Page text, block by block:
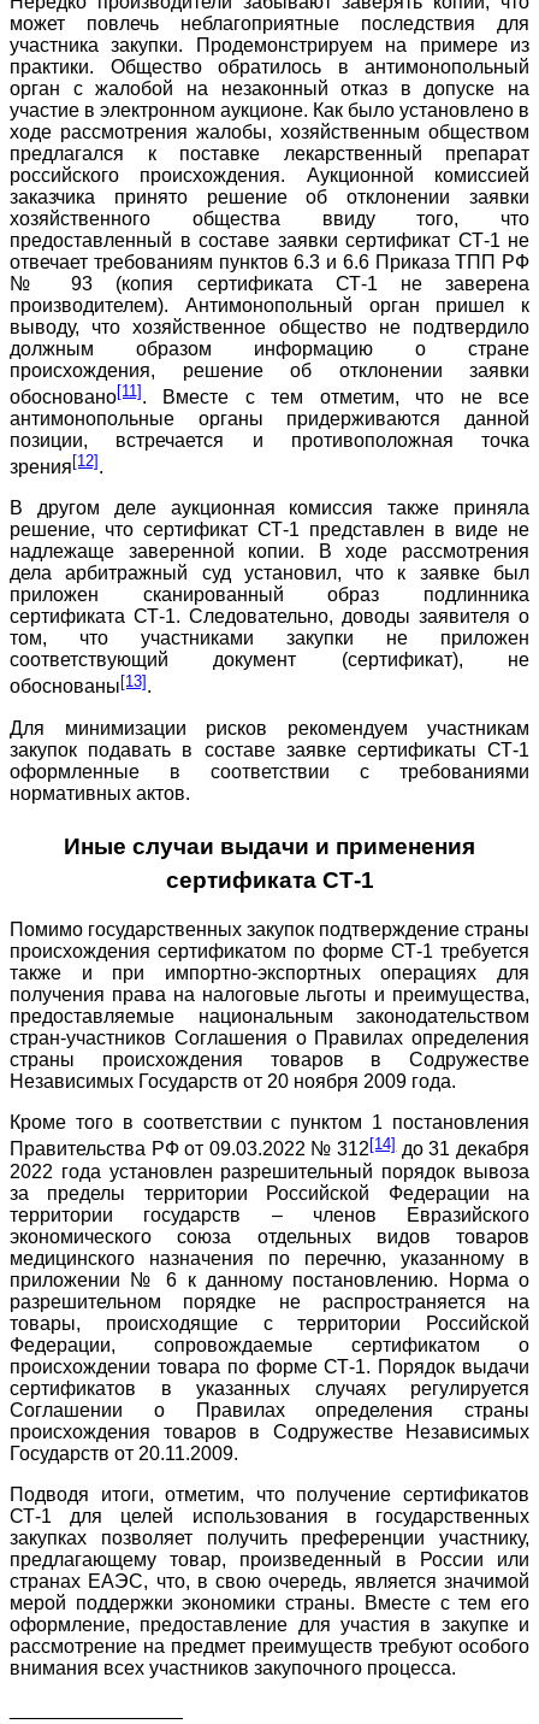
может повлечь неблагоприятные последствия для
участника закупки. Продемонстрируем на примере из
практики. Общество обратилось в антимонопольный
орган с жалобой на незаконный отказ в допуске на
участие в электронном аукционе. Как было установлено в
ходе рассмотрения жалобы, хозяйственным обществом
предлагался к поставке лекарственный препарат
российского происхождения. Аукционной комиссией
заказчика принято решение об отклонении заявки
хозяйственного общества ввиду того, что
предоставленный в составе заявки сертификат СТ-1 не
отвечает требованиям пунктов 6.3 и 6.6 Приказа ТПП РФ
№ 93 (копия сертификата СТ-1 не заверена
производителем). Антимонопольный орган пришел к
выводу, что хозяйственное общество не подтвердило
должным образом информацию о стране
происхождения, решение об отклонении заявки
обосновано[11]. Вместе с тем отметим, что не все
антимонопольные органы придерживаются данной
позиции, встречается и противоположная точка
зрения [12] .
В другом деле аукционная комиссия также приняла
решение, что сертификат СТ-1 представлен в виде не
надлежаще заверенной копии. В ходе рассмотрения
дела арбитражный суд установил, что к заявке был
приложен сканированный образ подлинника
сертификата СТ-1. Следовательно, доводы заявителя о
том, что участниками закупки не приложен
соответствующий документ (сертификат), не
обоснованы[13].
Для минимизации рисков рекомендуем участникам
закупок подавать в составе заявке сертификаты СТ-1
оформленные в соответствии с требованиями
нормативных актов.
Иные случаи выдачи и применения
сертификата СТ-1
Помимо государственных закупок подтверждение страны
происхождения сертификатом по форме СТ-1 требуется
также и при импортно-экспортных операциях для
получения права на налоговые льготы и преимущества,
предоставляемые национальным законодательством
стран-участников Соглашения о Правилах определения
страны происхождения товаров в Содружестве
Независимых Государств от 20 ноября 2009 года.
Кроме того в соответствии с пунктом 1 постановления
Правительства РФ от 09.03.2022 № 312[14]до 31 декабря
2022 года установлен разрешительный порядок вывоза
за пределы территории Российской Федерации на
территории государств – членов Евразийского
экономического союза отдельных видов товаров
медицинского назначения по перечню, указанному в
приложении № 6 к данному постановлению. Норма о
разрешительном порядке не распространяется на
товары, происходящие с территории Российской
Федерации, сопровождаемые сертификатом о
происхождении товара по форме СТ-1. Порядок выдачи
сертификатов в указанных случаях регулируется
Соглашении о Правилах определения страны
происхождения товаров в Содружестве Независимых
Государств от 20.11.2009.
Подводя итоги, отметим, что получение сертификатов
СТ-1 для целей использования в государственных
закупках позволяет получить преференции участнику,
предлагающему товар, произведенный в России или
странах ЕАЭС, что, в свою очередь, является значимой
мерой поддержки экономики страны. Вместе с тем его
оформление, предоставление для участия в закупке и
рассмотрение на предмет преимуществ требуют особого
внимания всех участников закупочного процесса.